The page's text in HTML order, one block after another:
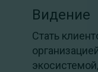
Видение
Стать